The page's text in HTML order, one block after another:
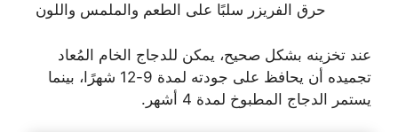
حرق الفريزر سلبًا على الطعم والملمس واللون
عند تخزينه بشكل صحيح، يمكن للدجاج الخام المُعاد
تجميده أن يحافظ على جودته لمدة 9-12 شهرًا، بينما
يستمر الدجاج المطبوخ لمدة 4 أشهر.